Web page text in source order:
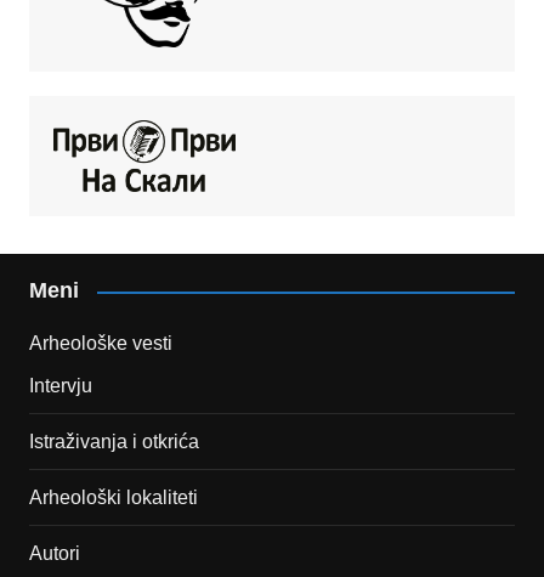
Meni
Arheološke vesti
Intervju
Istraživanja i otkrića
Arheološki lokaliteti
Autori